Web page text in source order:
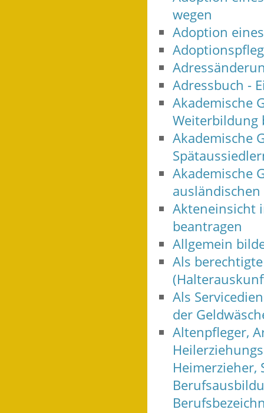
wegen
Adoption
Adressbuch -
Akademische
Weiterbildung
Akademische
Akademische
Akteneinsicht
beantragen
Allgemein
Als
Als
der
Altenpfleger,
Heimerzieher,